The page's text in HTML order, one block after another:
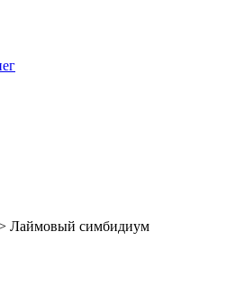
Лаймовый симбидиум